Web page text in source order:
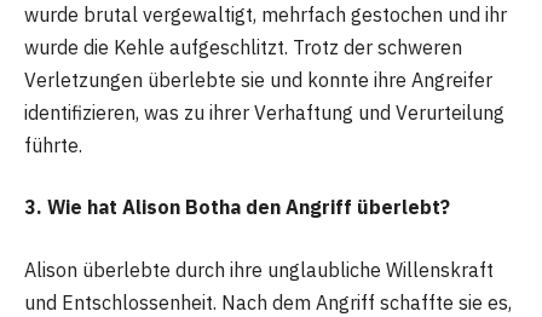
wurde brutal vergewaltigt, mehrfach gestochen und ihr
wurde die Kehle aufgeschlitzt. Trotz der schweren
Verletzungen überlebte sie und konnte ihre Angreifer
identifizieren, was zu ihrer Verhaftung und Verurteilung
führte.
3. Wie hat Alison Botha den Angriff überlebt?
Alison überlebte durch ihre unglaubliche Willenskraft
und Entschlossenheit. Nach dem Angriff schaffte sie es,